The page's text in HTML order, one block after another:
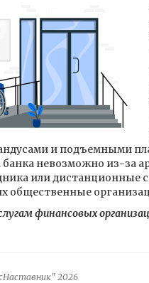
и подъемными
невозможно из-за
или дистанционные
общественные
финансовых
2026